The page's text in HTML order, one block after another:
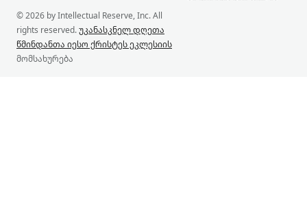
© 2026 by Intellectual Reserve, Inc. All
rights reserved.უკანასკნელ დღეთა
წმინდანთა იესო ქრისტეს ეკლესიის
მომსახურება